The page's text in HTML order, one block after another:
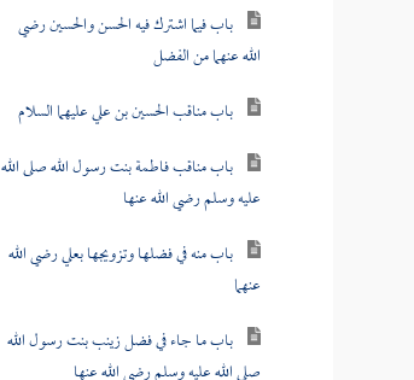
باب فيما اشترك فيه الحسن والحسين رضي
الله عنهما من الفضل
باب مناقب الحسين بن علي عليهما السلام
باب مناقب فاطمة بنت رسول الله صلى الله
عليه وسلم رضي الله عنها
باب منه في فضلها وتزويجها بعلي رضي الله
عنهما
باب ما جاء في فضل زينب بنت رسول الله